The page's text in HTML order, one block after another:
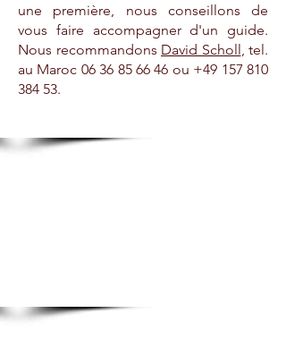
une première, nous conseillons de
vous faire accompagner d'un guide.
Nous recommandons David Scholl, tel.
au Maroc 06 36 85 66 46 ou +49 157 810
384 53.